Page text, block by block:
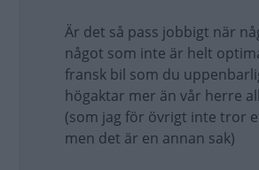
Är det så pass jobbigt när
något som inte är helt
fransk bil som du
högaktar mer än vår herre
(som jag för övrigt inte tror
men det är en annan sak)